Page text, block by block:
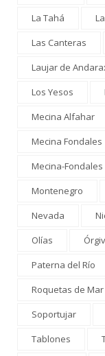
La Tahá
Las Canteras
Laujar de
Los Yesos
Mecina Alfahar
Mecina Fondales
Mecina-Fondales
Montenegro
Nevada
Olías
Paterna del Río
Roquetas de Mar
Soportujar
Tablones